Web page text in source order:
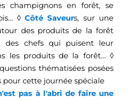
champignons en forêt, se
◊Côté Saveurs, sur une
des produits de la forêt
des chefs qui puisent leur
les produits de la forêt… ◊
thématisées posées
pour cette journée spéciale
pas à l'abri de faire une